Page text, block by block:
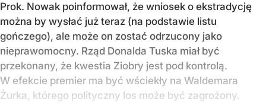
Prok. Nowak poinformował, że wniosek o ekstradycję
można by wysłać już teraz (na podstawie listu
gończego), ale może on zostać odrzucony jako
nieprawomocny. Rząd Donalda Tuska miał być
przekonany, że kwestia Ziobry jest pod kontrolą.
W efekcie premier ma być wściekły na Waldemara
Żurka, którego polityczny los może być zagrożony.